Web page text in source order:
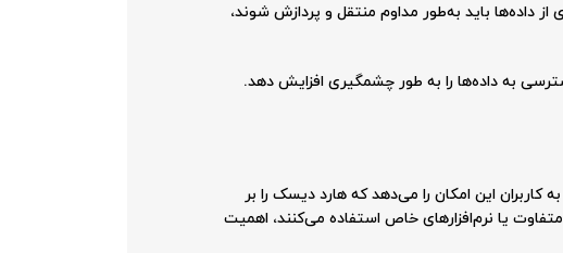
داده‌ها باید به‌طور مداوم منتقل و پردازش شوند،
به داده‌ها را به طور چشمگیری افزایش دهد.
به کاربران این امکان را می‌دهد که هارد دیسک را بر
یا نرم‌افزارهای خاص استفاده می‌کنند، اهمیت